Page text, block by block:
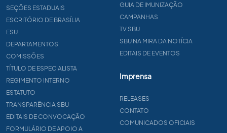
SEÇÕES ESTADUAIS
ESCRITÓRIO DE BRASÍLIA
ESU
DEPARTAMENTOS
COMISSÕES
TÍTULO DE ESPECIALISTA
REGIMENTO INTERNO
ESTATUTO
TRANSPARÊNCIA SBU
EDITAIS DE CONVOCAÇÃO
FORMULÁRIO DE APOIO A
GUIA DE IMUNIZAÇÃO
CAMPANHAS
TV SBU
SBU NA MIRA DA NOTÍCIA
EDITAIS DE EVENTOS
Imprensa
RELEASES
CONTATO
COMUNICADOS OFICIAIS